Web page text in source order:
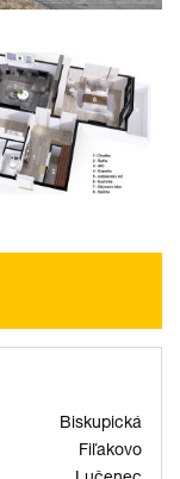
Biskupická
Fiľakovo